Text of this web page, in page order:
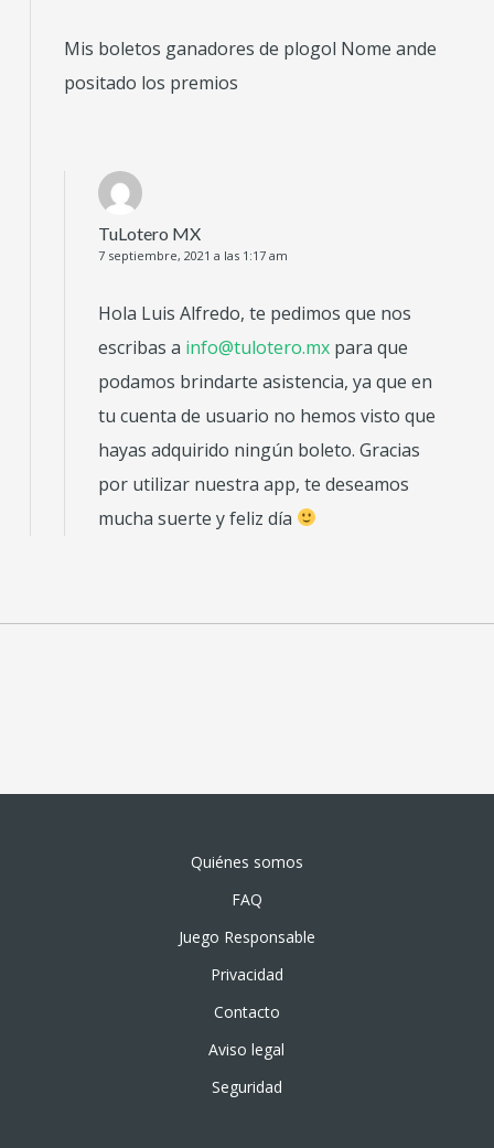
Mis boletos ganadores de plogol Nome ande
positado los premios
TuLotero MX
7 septiembre, 2021 a las 1:17 am
Hola Luis Alfredo, te pedimos que nos
escribas a info@tulotero.mxpara que
podamos brindarte asistencia, ya que en
tu cuenta de usuario no hemos visto que
hayas adquirido ningún boleto. Gracias
por utilizar nuestra app, te deseamos
mucha suerte y feliz día
Quiénes somos
FAQ
Juego Responsable
Privacidad
Contacto
Aviso legal
Seguridad